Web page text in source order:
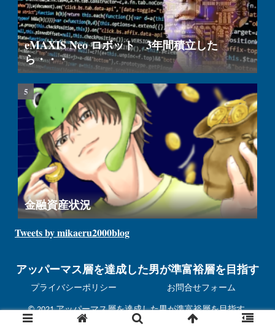
eMAXIS Neo ロボット 3年間積立した
ら・・・
金融資産状況
Tweets by mikaeru2000blog
アッパーマス層を達成した男が準富裕層を目指す
プライバシーポリシー お問合せフォーム
© 2021 アッパーマス層を達成した男が準富裕層を目指す.